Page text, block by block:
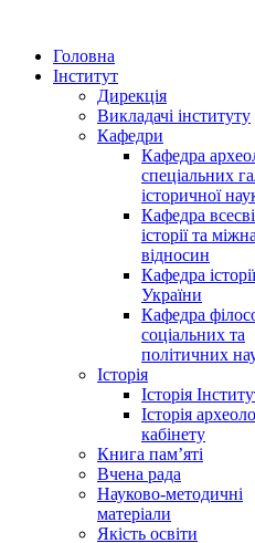
Головна
Інститут
Дирекція
Викладачі інституту
Кафедри
Кафедра
спеціальних
історичної
Кафедра
історії та
відносин
Кафедра історії
України
Кафедра
соціальних та
політичних
Історія
Історія
Історія
кабінету
Книга памʼяті
Вчена рада
Науково-методичні
матеріали
Якість освіти